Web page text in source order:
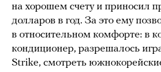
на хорошем счету и приносил
долларов в год. За это ему
в относительном комфорте: в
кондиционер, разрешалось
Strike, смотреть